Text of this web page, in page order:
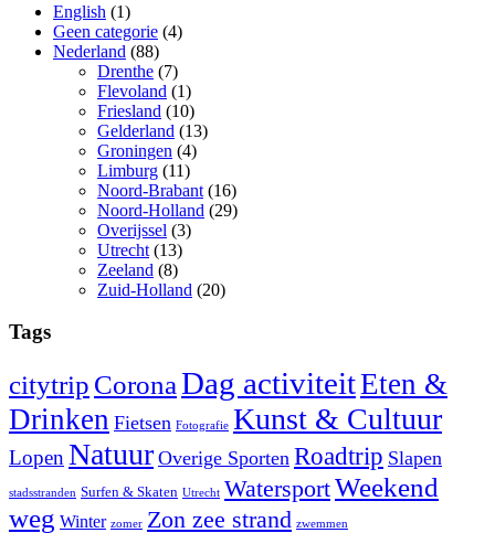
English (1)
Geen categorie (4)
Nederland (88)
Drenthe (7)
Flevoland (1)
Friesland (10)
Gelderland (13)
Groningen (4)
Limburg (11)
Noord-Brabant (16)
Noord-Holland (29)
Overijssel (3)
Utrecht (13)
Zeeland (8)
Zuid-Holland (20)
Tags
citytrip CoronaDag activiteitEten &
Drinken Fietsen Fotografie Kunst & Cultuur
Lopen Natuur Overige Sporten Roadtrip Slapen
stadsstranden Surfen & Skaten Utrecht WatersportWeekend
weg Winter zomer Zon zee strand zwemmen